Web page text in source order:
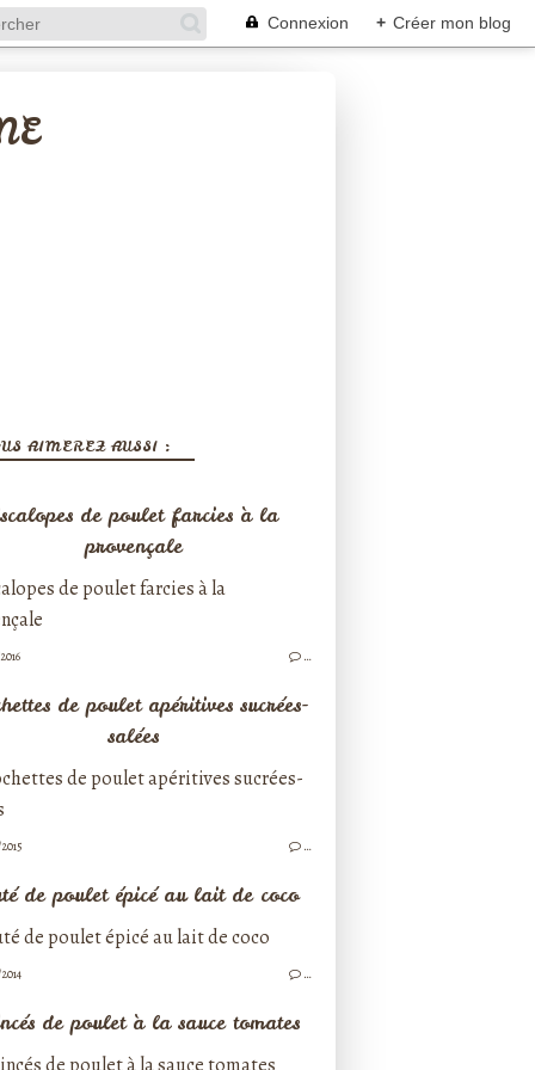
Connexion + Créer mon blog
AIMEREZ AUSSI :
de poulet farcies à la
provençale
…
de poulet apéritives sucrées-
salées
…
de poulet épicé au lait de coco
…
de poulet à la sauce tomates